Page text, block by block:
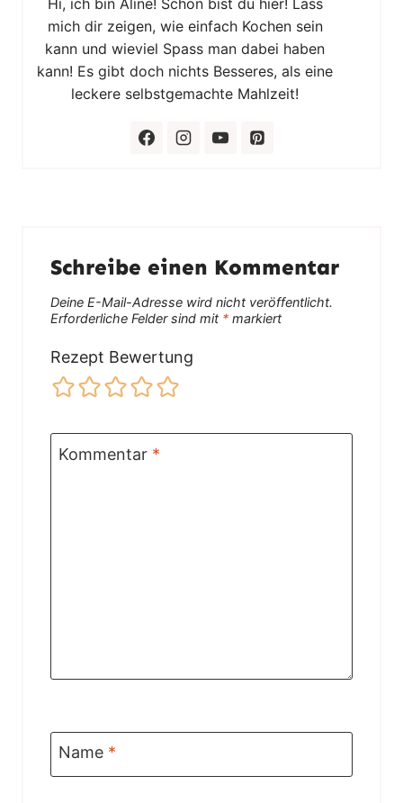
mich dir zeigen, wie einfach Kochen sein
kann und wieviel Spass man dabei haben
kann! Es gibt doch nichts Besseres, als eine
leckere selbstgemachte Mahlzeit!
Schreibe einen Kommentar
Deine E-Mail-Adresse wird nicht veröffentlicht.
Erforderliche Felder sind mit * markiert
Rezept Bewertung
Kommentar *
Name *